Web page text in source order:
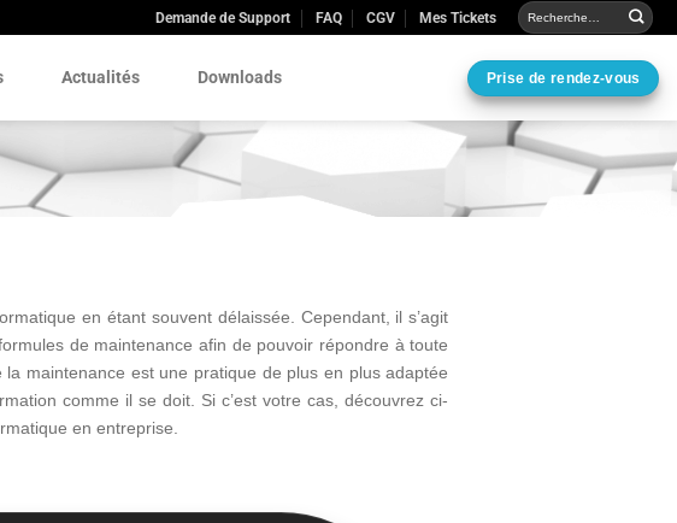
Demande de Support FAQ CGV Mes Tickets
Actualités Downloads Prise de rendez-vous
en étant souvent délaissée. Cependant, il s’agit
de maintenance afin de pouvoir répondre à toute
maintenance est une pratique de plus en plus adaptée
comme il se doit. Si c’est votre cas, découvrez ci-
en entreprise.